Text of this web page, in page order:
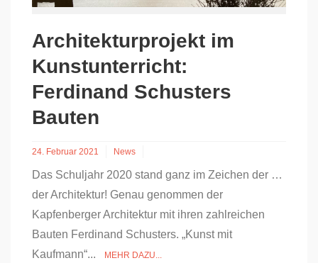
Architekturprojekt im
Kunstunterricht:
Ferdinand Schusters
Bauten
24. Februar 2021 News
Das Schuljahr 2020 stand ganz im Zeichen der …
der Architektur! Genau genommen der
Kapfenberger Architektur mit ihren zahlreichen
Bauten Ferdinand Schusters. „Kunst mit
Kaufmann“...
MEHR DAZU...